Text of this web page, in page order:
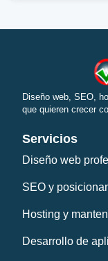
Diseño web, SEO,
que quieren crecer
Servicios
Diseño web
SEO y
Hosting y
Desarrollo de